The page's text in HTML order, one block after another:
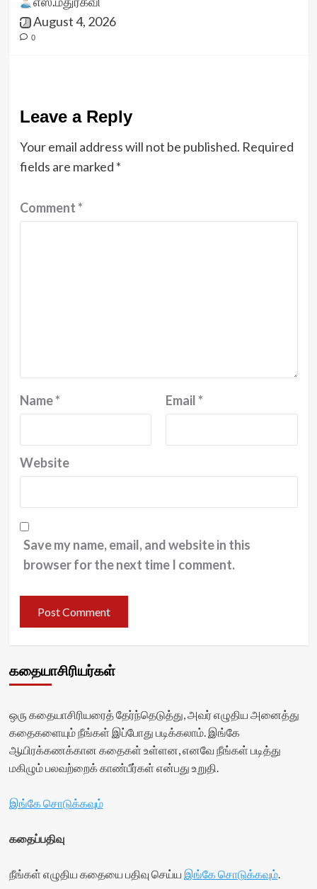
August 4, 2026
0
Leave a Reply
Your email address will not be published. Required
fields are marked *
Comment*
Name* Email*
Website
Save my name, email, and website in this
browser for the next time I comment.
கதையாசிரியர்கள்
ஒரு கதையாசிரியரைத் தேர்ந்தெடுத்து, அவர் எழுதிய அனைத்து
கதைகளையும் நீங்கள் இப்போது படிக்கலாம். இங்கே
ஆயிரக்கணக்கான கதைகள் உள்ளன, எனவே நீங்கள் படித்து
மகிழும் பலவற்றைக் காண்பீர்கள் என்பது உறுதி.
இங்கே சொடுக்கவும்
கதைப்பதிவு
நீங்கள் எழுதிய கதையை பதிவு செய்ய இங்கே சொடுக்கவும்.